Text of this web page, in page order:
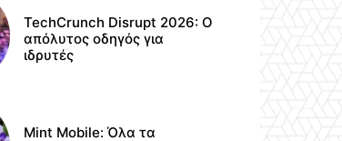
TechCrunch Disrupt 2026: Ο
απόλυτος οδηγός για
ιδρυτές
Mint Mobile: Όλα τα